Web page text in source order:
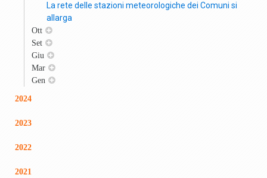
La rete delle stazioni meteorologiche dei Comuni si
allarga
Ott
Set
Giu
Mar
Gen
2024
2023
2022
2021